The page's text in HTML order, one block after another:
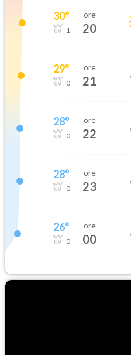
30°
1
ore
20
29°
0
ore
21
28°
0
ore
22
28°
0
ore
23
26°
0
ore
00